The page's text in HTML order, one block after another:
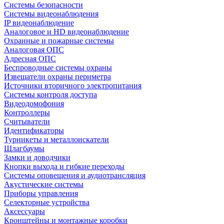
Системы безопасности
Системы видеонаблюдения
IP видеонаблюдение
Аналоговое и HD видеонаблюдение
Охранные и пожарные системы
Аналоговая ОПС
Адресная ОПС
Беспроводные системы охраны
Извещатели охраны периметра
Источники вторичного электропитания
Системы контроля доступа
Видеодомофония
Контроллеры
Считыватели
Идентификаторы
Турникеты и металлоискатели
Шлагбаумы
Замки и доводчики
Кнопки выхода и гибкие переходы
Системы оповещения и аудиотрансляция
Акустические системы
Приборы управления
Селекторные устройства
Аксессуары
Кронштейны и монтажные коробки